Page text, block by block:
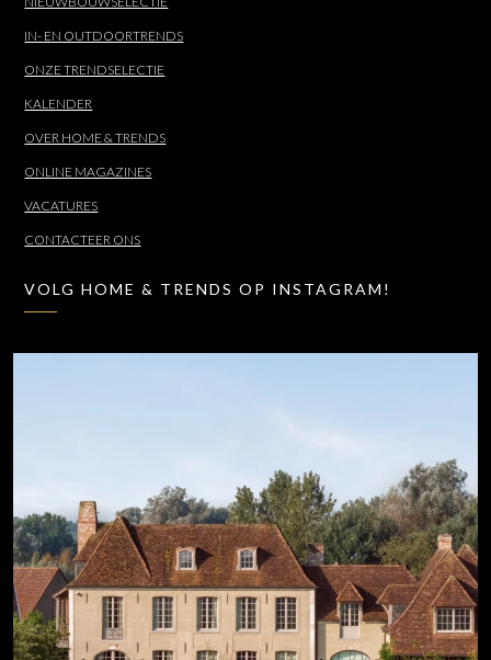
IN- EN OUTDOORTRENDS
ONZE TRENDSELECTIE
KALENDER
OVER HOME & TRENDS
ONLINE MAGAZINES
VACATURES
CONTACTEER ONS
VOLG HOME & TRENDS OP INSTAGRAM!